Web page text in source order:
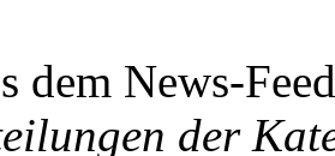
dem News-
der